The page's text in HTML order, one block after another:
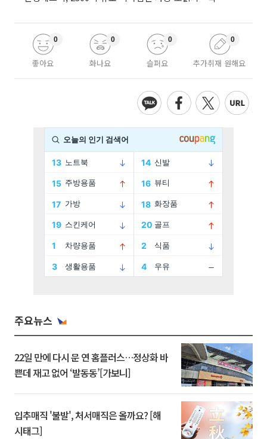
좋아요
0
화나요
0
슬퍼요
0
추가취재 원해요
0
주요뉴스
22일 만에 다시 문 연 홈플러스…정상화 바
쁜데 재고 없어 ‘발동동’[가보니]
입추매직 '불발', 처서매직은 올까요? [해
시태그]